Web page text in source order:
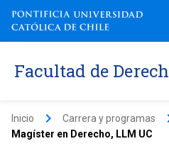
Facultad de
Inicio keyboard_arrow_right Carrera y programas
Magíster en Derecho, LLM UC